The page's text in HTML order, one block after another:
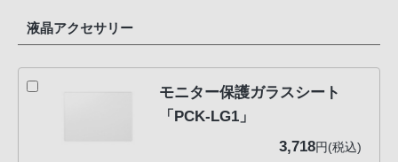
液晶アクセサリー
モニター保護ガラスシート
「PCK-LG1」
3,718円(税込)